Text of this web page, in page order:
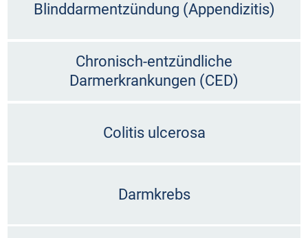
Blinddarmentzündung (Appendizitis)
Chronisch-entzündliche
Darmerkrankungen (CED)
Colitis ulcerosa
Darmkrebs